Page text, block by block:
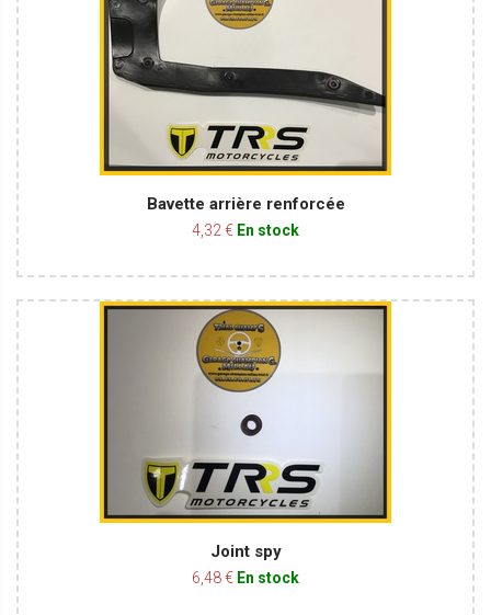
Bavette arrière renforcée
4,32 € En stock
Joint spy
6,48 € En stock